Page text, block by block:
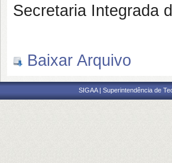
Secretaria Integrada
Baixar Arquivo
SIGAA | Superintendência de